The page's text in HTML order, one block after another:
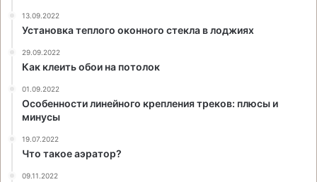
13.09.2022
Установка теплого оконного стекла в лоджиях
29.09.2022
Как клеить обои на потолок
01.09.2022
Особенности линейного крепления треков: плюсы и
минусы
19.07.2022
Что такое аэратор?
09.11.2022